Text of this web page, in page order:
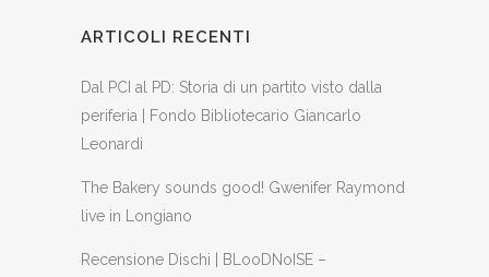
ARTICOLI RECENTI
Dal PCI al PD: Storia di un partito visto dalla
periferia | Fondo Bibliotecario Giancarlo
Leonardi
The Bakery sounds good! Gwenifer Raymond
live in Longiano
Recensione Dischi | BLooDNoISE –